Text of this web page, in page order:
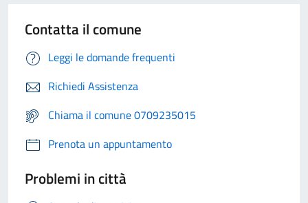
Contatta il comune
Leggi le domande frequenti
Richiedi Assistenza
Chiama il comune 0709235015
Prenota un appuntamento
Problemi in città